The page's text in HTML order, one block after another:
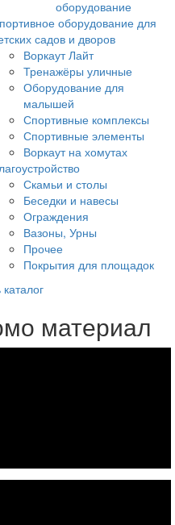
оборудование
оборудование для
садов и дворов
Воркаут Лайт
Тренажёры уличные
Оборудование для
малышей
Спортивные комплексы
Спортивные элементы
Воркаут на хомутах
Скамьи и столы
Беседки и навесы
Ограждения
Вазоны, Урны
Прочее
Покрытия для площадок
материал